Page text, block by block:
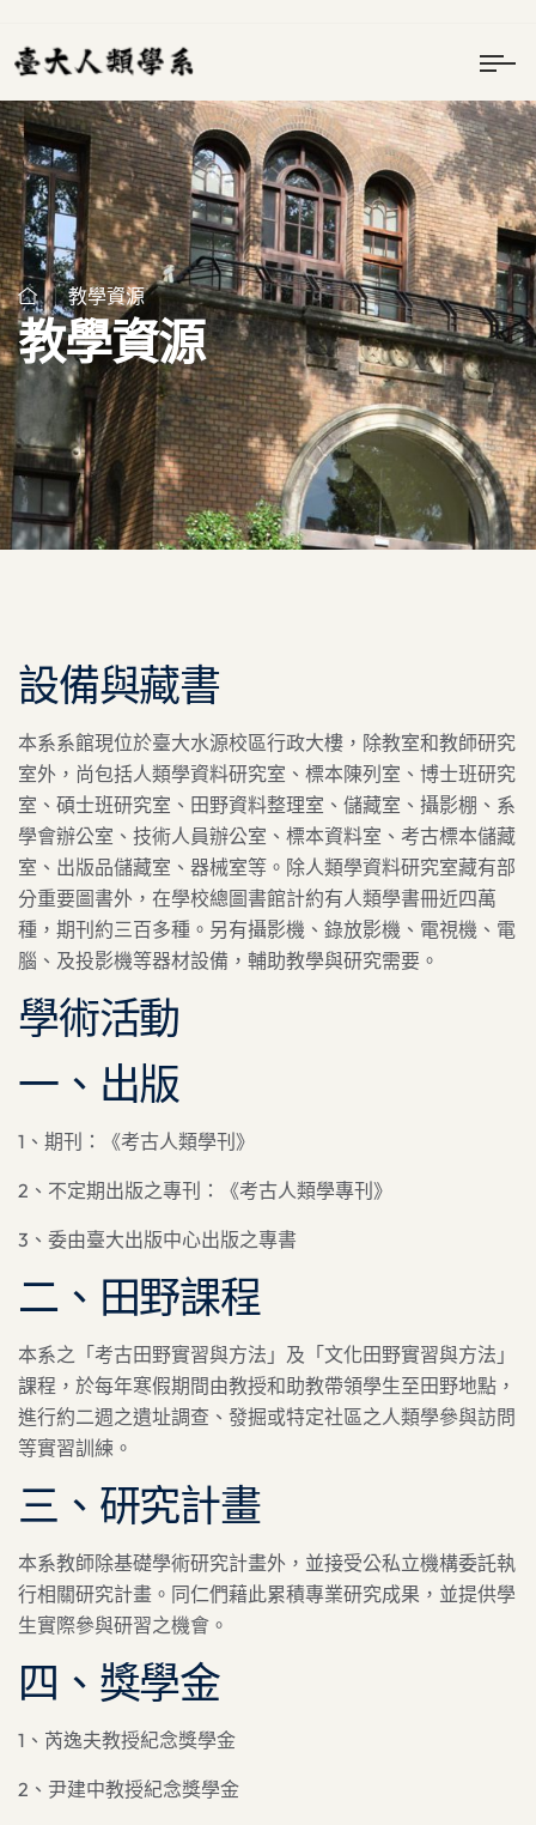
教學資源
教學資源
設備與藏書
本系系館現位於臺大水源校區行政大樓，除教室和教師研究
室外，尚包括人類學資料研究室、標本陳列室、博士班研究
室、碩士班研究室、田野資料整理室、儲藏室、攝影棚、系
學會辦公室、技術人員辦公室、標本資料室、考古標本儲藏
室、出版品儲藏室、器械室等。除人類學資料研究室藏有部
分重要圖書外，在學校總圖書館計約有人類學書冊近四萬
種，期刊約三百多種。另有攝影機、錄放影機、電視機、電
腦、及投影機等器材設備，輔助教學與研究需要。
學術活動
一、出版
1、期刊：《考古人類學刊》
2、不定期出版之專刊：《考古人類學專刊》
3、委由臺大出版中心出版之專書
二、田野課程
本系之「考古田野實習與方法」及「文化田野實習與方法」
課程，於每年寒假期間由教授和助教帶領學生至田野地點，
進行約二週之遺址調查、發掘或特定社區之人類學參與訪問
等實習訓練。
三、研究計畫
本系教師除基礎學術研究計畫外，並接受公私立機構委託執
行相關研究計畫。同仁們藉此累積專業研究成果，並提供學
生實際參與研習之機會。
四、獎學金
1、芮逸夫教授紀念獎學金
2、尹建中教授紀念獎學金